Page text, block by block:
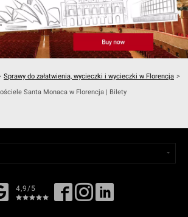
Sprawy do załatwienia, wycieczki i wycieczki w Florencja >
Santa Monaca w Florencja | Bilety
4,9/5